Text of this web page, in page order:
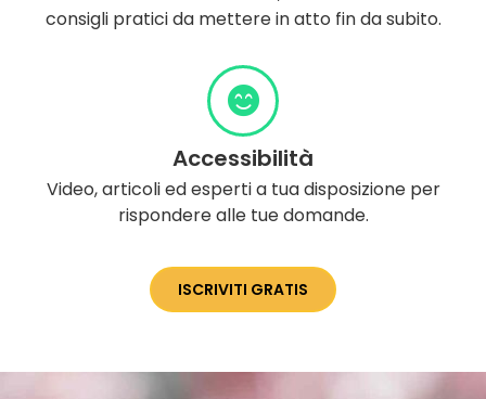
consigli pratici da mettere in atto fin da subito.
Accessibilità
Video, articoli ed esperti a tua disposizione per
rispondere alle tue domande.
ISCRIVITI GRATIS